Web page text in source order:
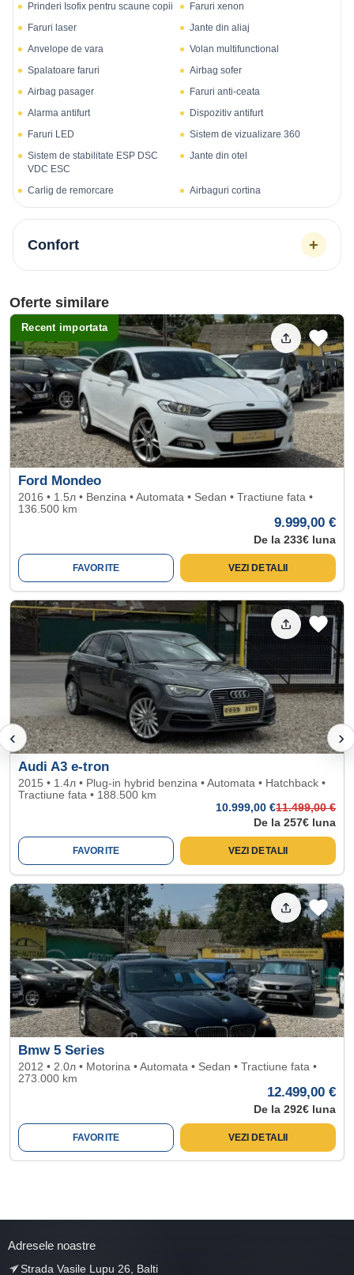
Prinderi Isofix pentru scaune copii
Faruri xenon
Faruri laser
Jante din aliaj
Anvelope de vara
Volan multifunctional
Spalatoare faruri
Airbag sofer
Airbag pasager
Faruri anti-ceata
Alarma antifurt
Dispozitiv antifurt
Faruri LED
Sistem de vizualizare 360
Sistem de stabilitate ESP DSC
VDC ESC
Jante din otel
Carlig de remorcare Airbaguri cortina
Confort +
Oferte similare
‹ ›
Recent importata
Ford Mondeo
2016 • 1.5л • Benzina • Automata • Sedan • Tractiune fata •
136.500 km
9.999,00 €
De la 233€ luna
FAVORITE VEZI DETALII
Audi A3 e-tron
2015 • 1.4л • Plug-in hybrid benzina • Automata • Hatchback •
Tractiune fata • 188.500 km
10.999,00 €11.499,00 €
De la 257€ luna
FAVORITE VEZI DETALII
Bmw 5 Series
2012 • 2.0л • Motorina • Automata • Sedan • Tractiune fata •
273.000 km
12.499,00 €
De la 292€ luna
FAVORITE VEZI DETALII
Adresele noastre
Strada Vasile Lupu 26, Balti